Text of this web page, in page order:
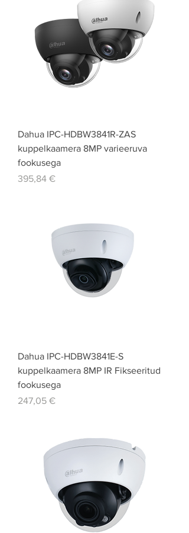
Dahua IPC-HDBW3841R-ZAS
kuppelkaamera 8MP varieeruva
fookusega
Price
395,84 €
Dahua IPC-HDBW3841E-S
kuppelkaamera 8MP IR Fikseeritud
fookusega
Price
247,05 €